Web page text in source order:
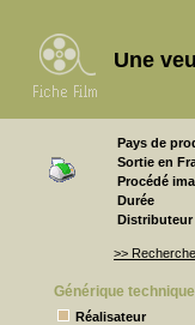
Une
Pays de
Sortie en
Procédé
Durée
Distributeur
>>
Générique technique
Réalisateur